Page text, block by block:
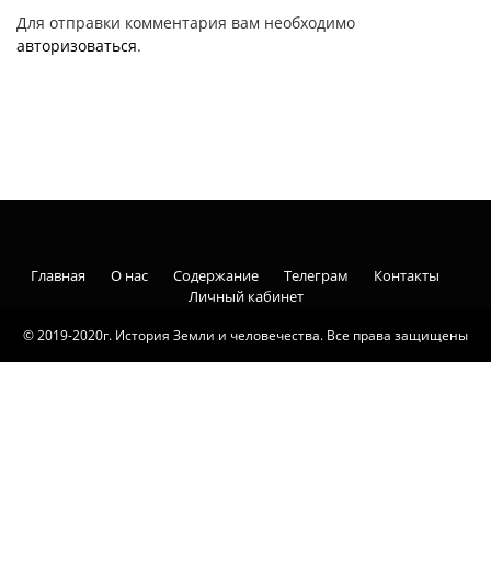
Для отправки комментария вам необходимо
авторизоваться.
© 2019-2020г. История Земли и человечества. Все права защищены
Главная О нас Содержание Телеграм
Контакты
Личный кабинет